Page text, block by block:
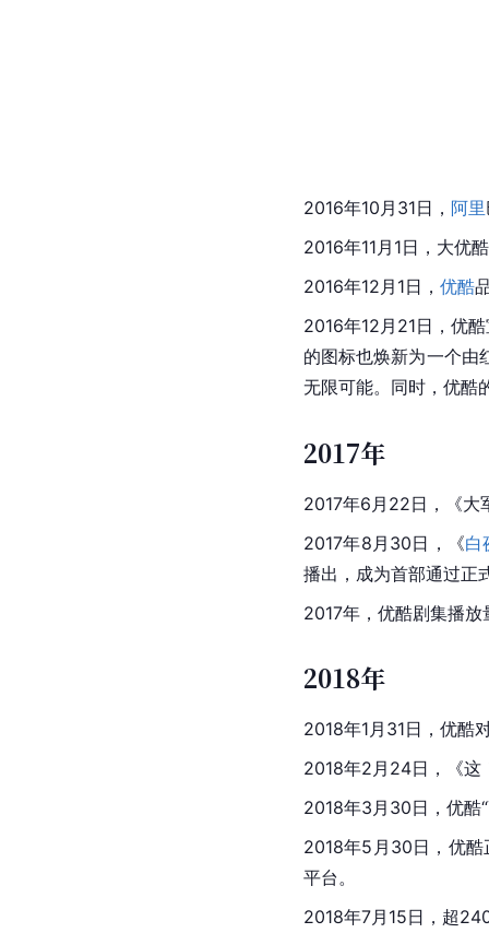
2016年10月31日， 阿里
2016年11月1日，大优酷
2016年12月1日， 优酷
2016年12月21日，优酷
的图标也焕新为一个由
无限可能。同时，优酷
2017年
2017年6月22日，《大
2017年8月30日，《白
播出，成为首部通过正
2017年，优酷剧集播放
2018年
2018年1月31日，优酷
2018年2月24日，《这
2018年3月30日，优酷
2018年5月30日，优
平台。
2018年7月15日，超